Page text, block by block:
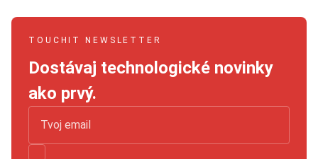
TOUCHIT NEWSLETTER
Dostávaj technologické novinky
ako prvý.